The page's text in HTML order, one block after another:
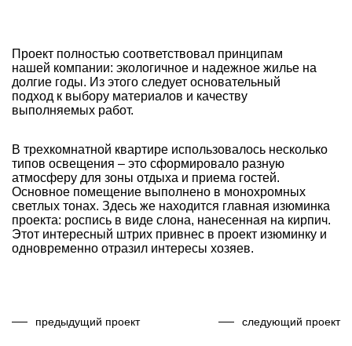
Проект полностью соответствовал принципам
нашей компании: экологичное и надежное жилье на
долгие годы. Из этого следует основательный
подход к выбору материалов и качеству
выполняемых работ.
В трехкомнатной квартире использовалось несколько
типов освещения – это сформировало разную
атмосферу для зоны отдыха и приема гостей.
Основное помещение выполнено в монохромных
светлых тонах. Здесь же находится главная изюминка
проекта: роспись в виде слона, нанесенная на кирпич.
Этот интересный штрих привнес в проект изюминку и
одновременно отразил интересы хозяев.
предыдущий проект следующий проект